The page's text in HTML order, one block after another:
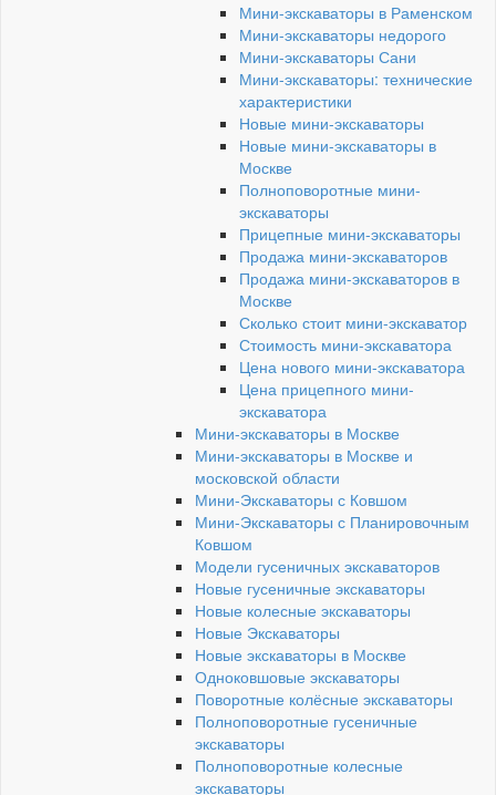
Мини-экскаваторы в Раменском
Мини-экскаваторы недорого
Мини-экскаваторы Сани
Мини-экскаваторы: технические
характеристики
Новые мини-экскаваторы
Новые мини-экскаваторы в
Москве
Полноповоротные мини-
экскаваторы
Прицепные мини-экскаваторы
Продажа мини-экскаваторов
Продажа мини-экскаваторов в
Москве
Сколько стоит мини-экскаватор
Стоимость мини-экскаватора
Цена нового мини-экскаватора
Цена прицепного мини-
экскаватора
Мини-экскаваторы в Москве
Мини-экскаваторы в Москве и
московской области
Мини-Экскаваторы с Ковшом
Мини-Экскаваторы с Планировочным
Ковшом
Модели гусеничных экскаваторов
Новые гусеничные экскаваторы
Новые колесные экскаваторы
Новые Экскаваторы
Новые экскаваторы в Москве
Одноковшовые экскаваторы
Поворотные колёсные экскаваторы
Полноповоротные гусеничные
экскаваторы
Полноповоротные колесные
экскаваторы